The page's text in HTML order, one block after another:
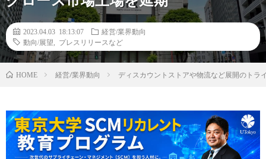
2023.04.03 18:13:07
経営/業界動向
動向/展望
プレスリリースなど
HOME 経営/業界動向 ディスカウントストアや物流など展開のトラ